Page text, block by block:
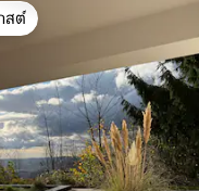
ที่สุด
สต์